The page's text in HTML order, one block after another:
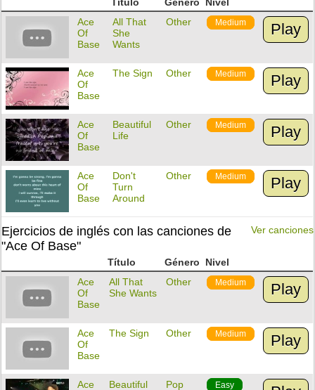
Ace
Of
Base
All That
She
Wants
Other Medium Play
Ace
Of
Base
The Sign Other Medium Play
Ace
Of
Base
Beautiful
Life
Other Medium Play
Ace
Of
Base
Don't
Turn
Around
Other Medium Play
Ver canciones
Ejercicios de inglés con las canciones de
"Ace Of Base"
Título Género
Nivel
Ace
Of
Base
All That
She Wants
Other Medium Play
Ace
Of
Base
The Sign Other Medium Play
Ace Beautiful Pop Easy